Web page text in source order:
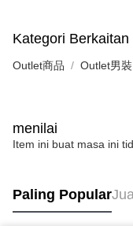
Kategori Berkaitan
Outlet商品 Outlet男裝
menilai
Item ini buat masa ini
Paling Popular